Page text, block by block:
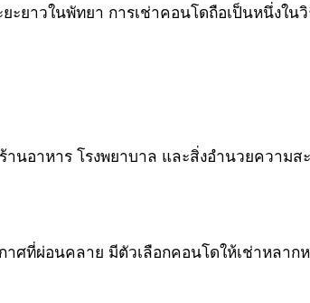
ยาวในพัทยา การเช่าคอนโดถือเป็นหนึ่งใ
อาหาร โรงพยาบาล และสิ่งอำนวยความส
ศที่ผ่อนคลาย มีตัวเลือกคอนโดให้เช่าหลา